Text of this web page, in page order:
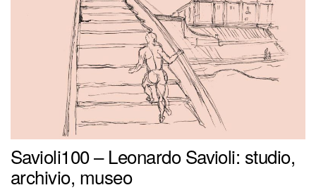
Savioli100 – Leonardo Savioli: studio,
archivio, museo